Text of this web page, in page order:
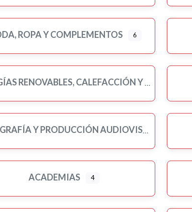
ROPA Y COMPLEMENTOS 6
RENOVABLES, CALEFACCIÓN Y FONTANERÍA
Y PRODUCCIÓN AUDIOVISUAL
ACADEMIAS 4